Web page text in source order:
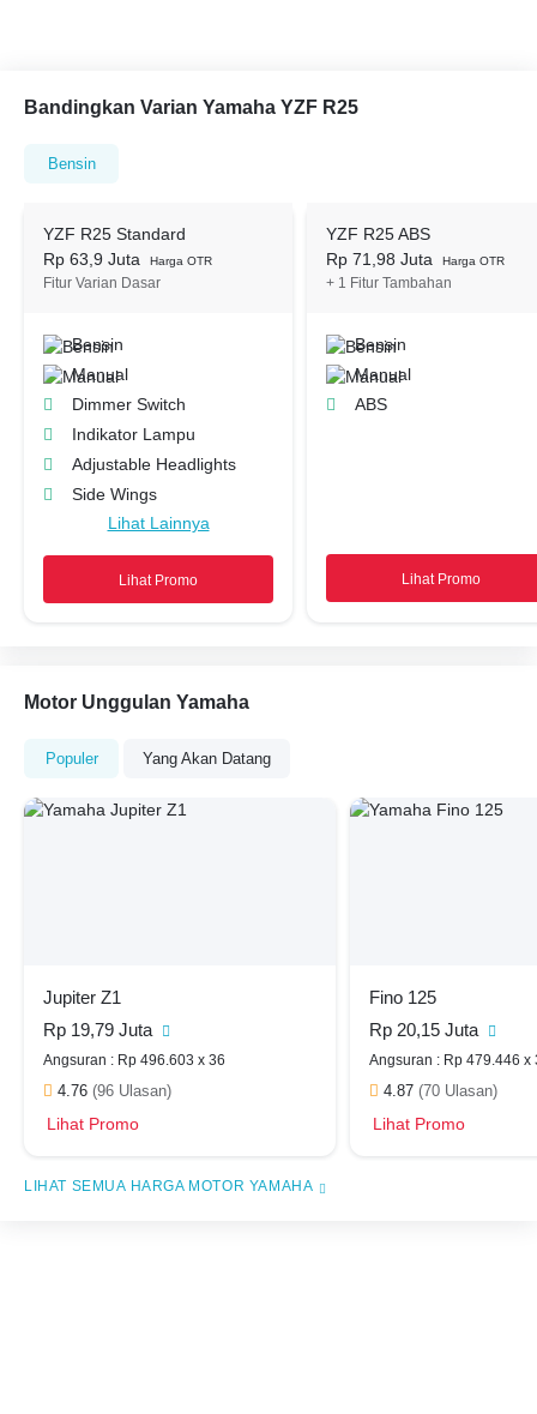
Bandingkan Varian Yamaha YZF R25
Bensin
YZF R25 Standard
Rp 63,9 Juta
Harga OTR
Fitur Varian Dasar
Bensin
Manual
Dimmer Switch
Indikator Lampu
Adjustable Headlights
Side Wings
Engine Check Warning
Layar Display
Tachometer
Lihat Lainnya
Lihat Promo
YZF R25 ABS
Rp 71,98 Juta
Harga OTR
+ 1 Fitur Tambahan
Bensin
Manual
ABS
Lihat Promo
Motor Unggulan Yamaha
Populer Yang Akan Datang
Jupiter Z1
Rp 19,79 Juta
Angsuran : Rp 496.603 x 36
4.76 (96 Ulasan)
Lihat Promo
Fino 125
Rp 20,15 Juta
Angsuran : Rp 479.446 x
4.87 (70 Ulasan)
Lihat Promo
HARGA MOTOR YAMAHA